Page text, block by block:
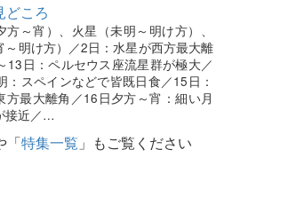
どころ
方～宵）、火星（未明～明け方）、
～明け方）／2日：水星が西方最大離
13日：ペルセウス座流星群が極大／
：スペインなどで皆既日食／15日：
方最大離角／16日夕方～宵：細い月
接近／…
「特集一覧 」もご覧ください